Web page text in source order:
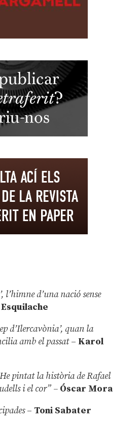
l’himne d’una nació sense
d’Ilercavònia’, quan la
amb el passat– Karol
pintat la història de Rafael
i el cor” –Óscar Mora
– Toni Sabater